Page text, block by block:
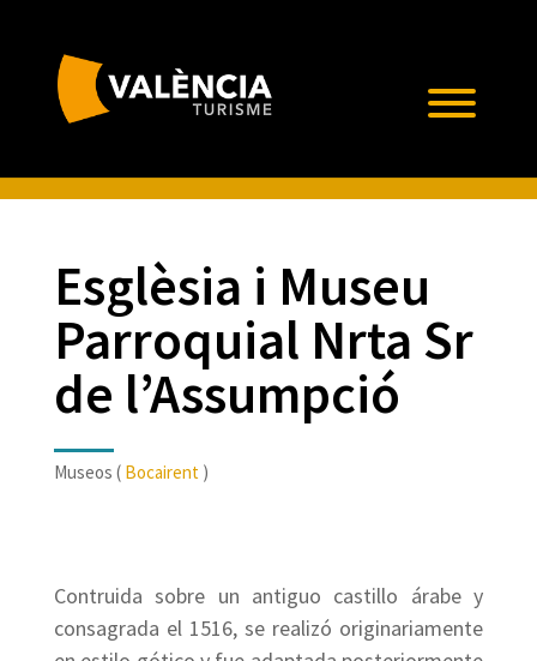
Esglèsia i Museu
Parroquial Nrta Sr
de l’Assumpció
Museos ( Bocairent)
Contruida sobre un antiguo castillo árabe y
consagrada el 1516, se realizó originariamente